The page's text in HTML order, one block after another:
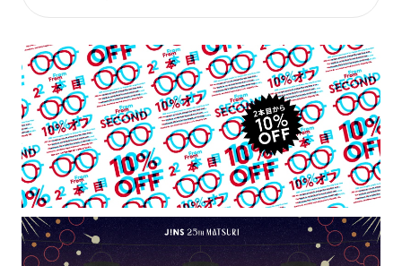
カラーレンズ：ダークカラー
カラーレンズ：ライトカラー
カラーレンズ：トレンドカラー
コンシーラーカラー
コンシーラーカラーUVダブルカット
チークカラー
偏光レンズ
アクティブレンズ
UVダブルカットレンズ
JINS VIOLET+